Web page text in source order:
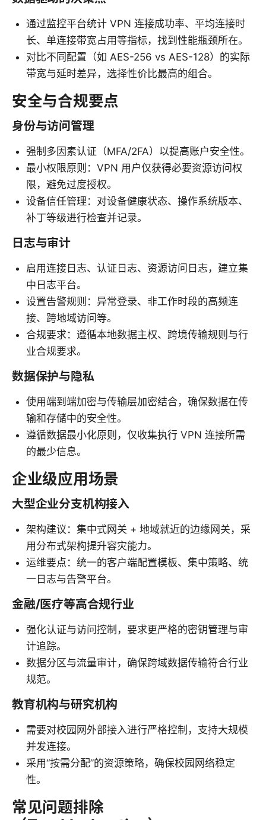
通过监控平台统计 VPN 连接成功率、平均连接时
长、单连接带宽占用等指标，找到性能瓶颈所在。
对比不同配置（如 AES-256 vs AES-128）的实际
带宽与延时差异，选择性价比最高的组合。
安全与合规要点
身份与访问管理
强制多因素认证（MFA/2FA）以提高账户安全性。
最小权限原则：VPN 用户仅获得必要资源访问权
限，避免过度授权。
设备信任管理：对设备健康状态、操作系统版本、
补丁等级进行检查并记录。
日志与审计
启用连接日志、认证日志、资源访问日志，建立集
中日志平台。
设置告警规则：异常登录、非工作时段的高频连
接、跨地域访问等。
合规要求：遵循本地数据主权、跨境传输规则与行
业合规要求。
数据保护与隐私
使用端到端加密与传输层加密结合，确保数据在传
输和存储中的安全性。
遵循数据最小化原则，仅收集执行 VPN 连接所需
的最少信息。
企业级应用场景
大型企业分支机构接入
架构建议：集中式网关 + 地域就近的边缘网关，采
用分布式架构提升容灾能力。
运维要点：统一的客户端配置模板、集中策略、统
一日志与告警平台。
金融/医疗等高合规行业
强化认证与访问控制，要求更严格的密钥管理与审
计追踪。
数据分区与流量审计，确保跨域数据传输符合行业
规范。
教育机构与研究机构
需要对校园网外部接入进行严格控制，支持大规模
并发连接。
采用“按需分配”的资源策略，确保校园网络稳定
性。
常见问题排除